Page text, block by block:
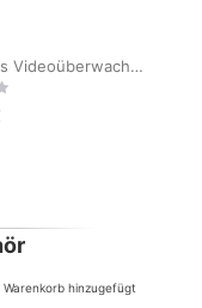
Drahtloses Videoüberwachungsset PNI House WiFi800 NVR und 4 PNI IP840-Außenkameras, 8 MP, 4K, IP65
Warenkorb hinzugefügt